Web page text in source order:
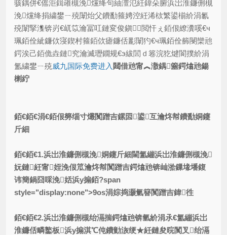
骇鍝併€傜洰鍓嶉槻浼爣绛句紬澶氾紝鍏朵腑浜岀淮鐮侀槻
浼爣绛捐繍鐢ㄧ殑闈炲父鐨勫箍娉涳紝浠栨繁鍙椾紒涓氱
殑闈掔潗锛岃€屼笖瀹冨叿鏈変俊鎭閲忓ぇ銆佷繚瀵嗘€ч
珮銆佺紪鐮佽寖鍥村箍銆佽瘧鐮佸彲闈犳€ч珮銆佺籂閿欒兘
鍔涘己銆佹垚鏈究瀹滅瓑鐗规€э紱閭ｄ箞浣犵煡閬撲紒涓
氳繍鐢ㄧ殑威九国际免费进入 閮借兘甯︽潵鍝簺鍔熻兘鍚
楋紵
銆€銆€涓€銆佷簩缁寸爜闃蹭吉鏍囩鍙互瀹炵幇鐨勫姛鑳
斤細
銆€銆€1.浜岀淮鐮侀槻浼姛鑳斤細閫氳繃浜岀淮鐮侀槻浼
妧鏈紝甯姪浼佷笟瀹炵幇闃蹭吉鍔熻兘锛屾湁鏁堟墦鍑
讳簡鍋囧啋浼姡浜у搧銆?span
style="display:none">9os涓婃捣灏氭簮闃蹭吉鍏徃
銆€銆€2.浜岀淮鐮侀槻绐滆揣鍔熻兘锛氫紒涓氶€氳繃浜岀
淮鐮佸疄鐜板浜у搧淇℃伅鐨勭洃绠★紝鏈夋晥闃叉绐滆